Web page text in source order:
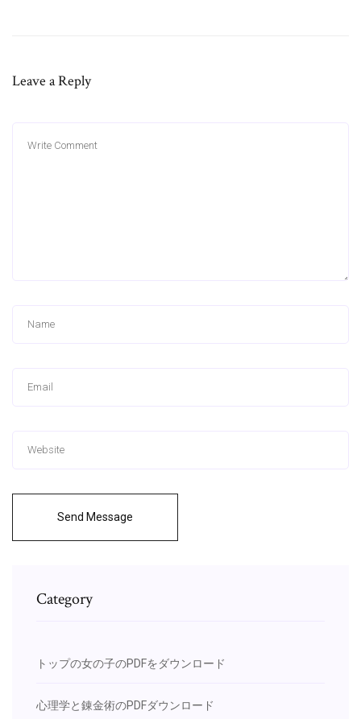
Leave a Reply
Send Message
Category
トップの女の子のPDFをダウンロード
心理学と錬金術のPDFダウンロード